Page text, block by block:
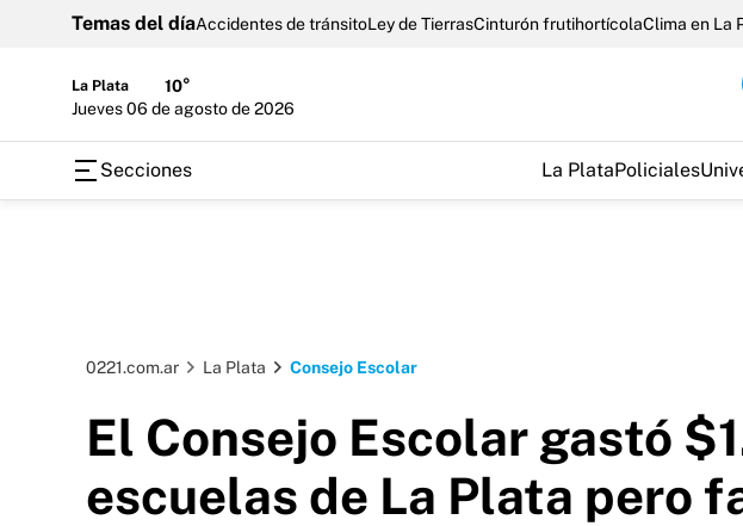
Temas del díaAccidentes de tránsitoLey de TierrasCinturón frutihortícolaClima en La
La Plata
10°
jueves 06 de agosto de 2026
Secciones La PlataPoliciales
0221.com.ar La Plata Consejo Escolar
El Consejo Escolar gastó
escuelas de La Plata pero